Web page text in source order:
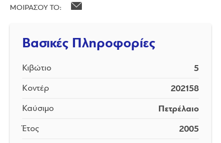
ΜΟΙΡΑΣΟΥ ΤΟ:
Βασικές Πληροφορίες
Κιβώτιο 5
Κοντέρ 202158
Καύσιμο Πετρέλαιο
Έτος 2005